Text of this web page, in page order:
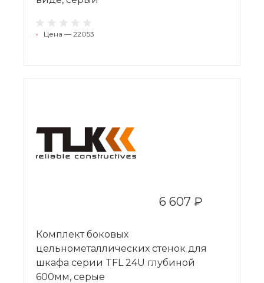
• Цена — 22053
6 607 ₽
Комплект боковых
цельнометаллических стенок для
шкафа серии TFL 24U глубиной
600мм, серые